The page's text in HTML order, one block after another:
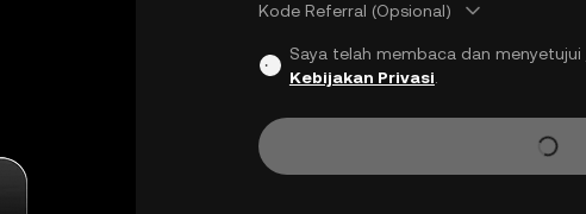
Kode Referral (Opsional)
Saya telah membaca dan menyetujui
Kebijakan Privasi